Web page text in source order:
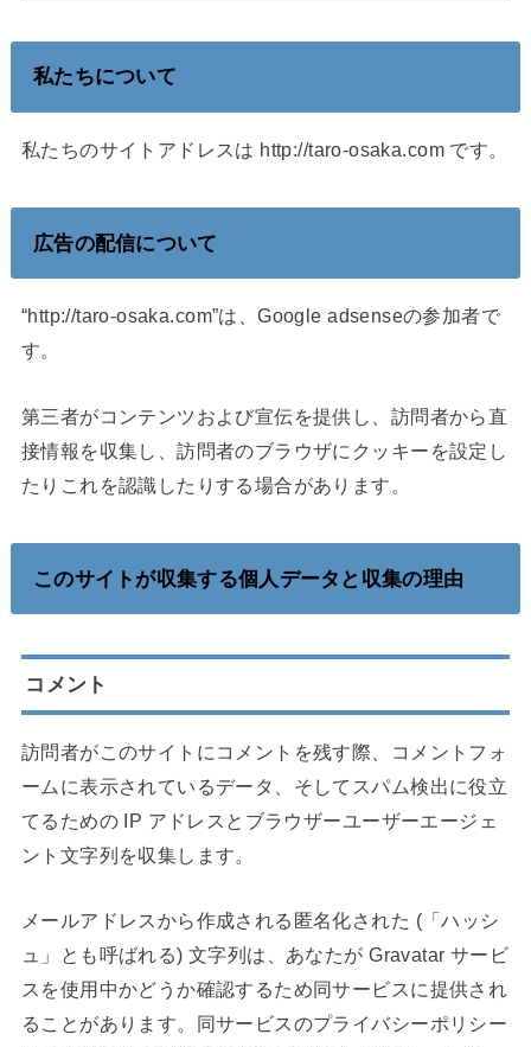
私たちについて
私たちのサイトアドレスは http://taro-osaka.com です。
広告の配信について
“http://taro-osaka.com”は、Google adsenseの参加者で
す。
第三者がコンテンツおよび宣伝を提供し、訪問者から直
接情報を収集し、訪問者のブラウザにクッキーを設定し
たりこれを認識したりする場合があります。
このサイトが収集する個人データと収集の理由
コメント
訪問者がこのサイトにコメントを残す際、コメントフォ
ームに表示されているデータ、そしてスパム検出に役立
てるための IP アドレスとブラウザーユーザーエージェ
ント文字列を収集します。
メールアドレスから作成される匿名化された (「ハッシ
ュ」とも呼ばれる) 文字列は、あなたが Gravatar サービ
スを使用中かどうか確認するため同サービスに提供され
ることがあります。同サービスのプライバシーポリシー